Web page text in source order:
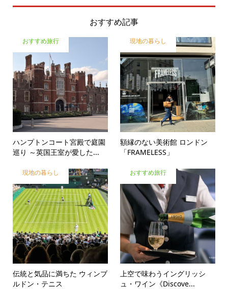
おすすめ記事
おすすめ旅行
ハンプトンコート宮殿で庭園
巡り ～英国王室が愛した...
現地の暮らし
額縁のない美術館 ロンドン
「FRAMELESS」
現地の暮らし
伝統と気品に満ちた ウィンブ
ルドン・テニス
おすすめ旅行
上空で味わうイングリッシ
ュ・ワイン《Discove...